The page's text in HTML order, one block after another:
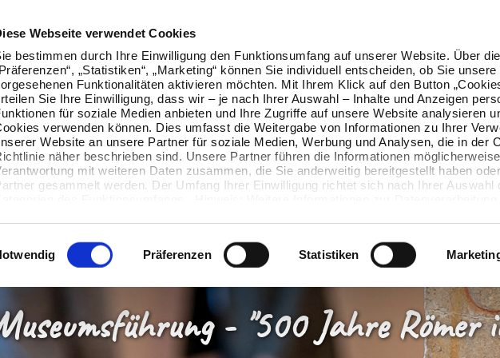
Webseite verwendet Cookies
bestimmen durch Ihre Einwilligung den Funktionsumfang auf unserer Website. Über
„Statistiken“, „Marketing“ können Sie individuell entscheiden, ob Sie unsere
Funktionalitäten aktivieren möchten. Mit Ihrem Klick auf den Button
Sie Ihre Einwilligung, dass wir – je nach Ihrer Auswahl – Inhalte und Anzeigen
für soziale Medien anbieten und Ihre Zugriffe auf unsere Website analysieren
verwenden können. Dies umfasst die Weitergabe von Informationen zu Ihrer
Website an unsere Partner für soziale Medien, Werbung und Analysen, die in der
näher beschrieben sind. Unsere Partner führen die Informationen
mit weiteren Daten zusammen, die Sie anderweitig bereitgestellt haben
gesammelt werden. Der Umfang Ihrer Einwilligung richtet sich nach Ihrer Auswahl
Einwilligung jederzeit widerrufen, ohne dass hiervon die Zulässigkeit der vorherigen
Datenverarbeitung berührt wird.
Einwilligungsauswahl
Präferenzen Statistiken
- "500 Jahre Römer